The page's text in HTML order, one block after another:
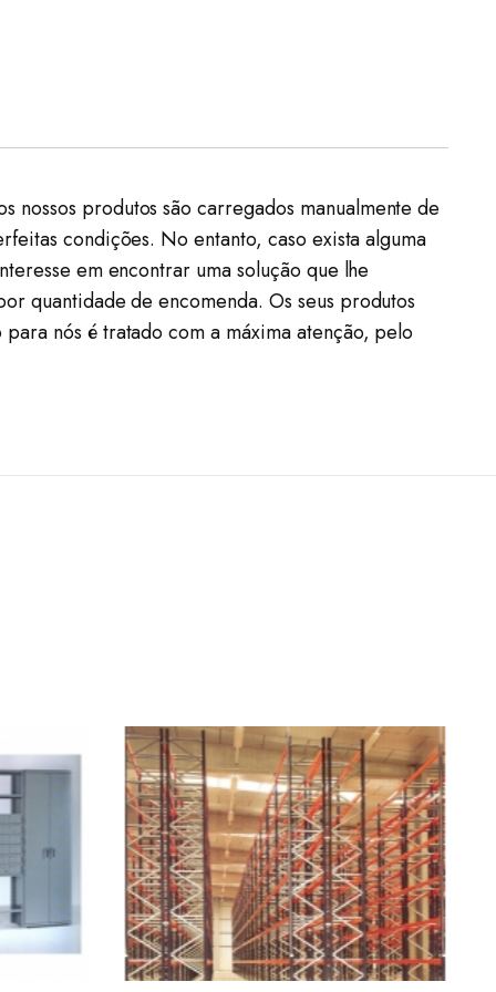
nossos produtos são carregados manualmente de
condições. No entanto, caso exista alguma
em encontrar uma solução que lhe
quantidade de encomenda. Os seus produtos
nós é tratado com a máxima atenção, pelo